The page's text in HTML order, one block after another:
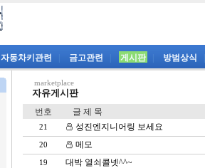
자동차키관련 금고관련 게시판 방범상식
marketplace
자유게시판
번호 글 제 목
21 성진엔지니어링 보세요
20 메모
19 대박 열쇠콜넷^^~